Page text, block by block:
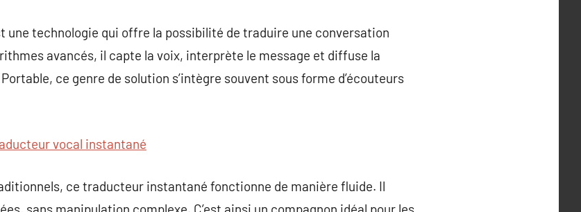
une technologie qui offre la possibilité de traduire une conversation
avancés, il capte la voix, interprète le message et diffuse la
ce genre de solution s’intègre souvent sous forme d’écouteurs
vocal instantané
ce traducteur instantané fonctionne de manière fluide. Il